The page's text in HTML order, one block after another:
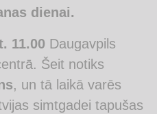
dienai.
11.00 Daugavpils
Šeit notiks
, un tā laikā varēs
simtgadei tapušas